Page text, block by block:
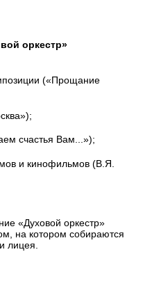
оркестр»
(«Прощание
счастья Вам...»);
и кинофильмов (В.Я.
«Духовой оркестр»
на котором собираются
лицея.